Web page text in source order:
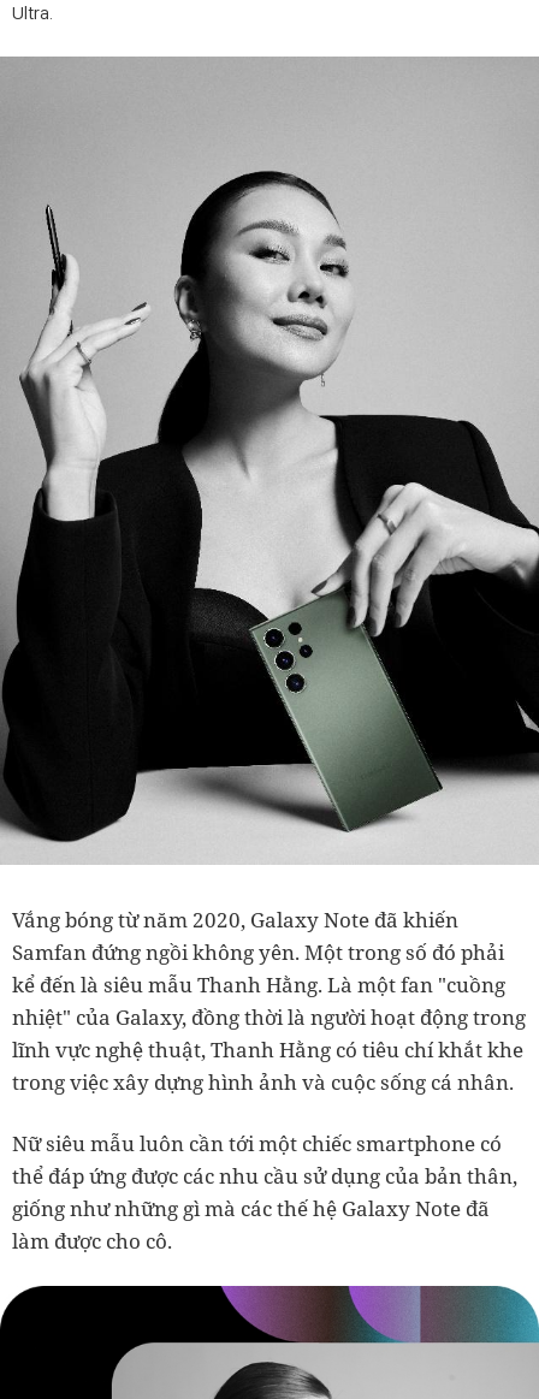
Ultra.
Vắng bóng từ năm 2020, Galaxy Note đã khiến
Samfan đứng ngồi không yên. Một trong số đó phải
kể đến là siêu mẫu Thanh Hằng. Là một fan "cuồng
nhiệt" của Galaxy, đồng thời là người hoạt động trong
lĩnh vực nghệ thuật, Thanh Hằng có tiêu chí khắt khe
trong việc xây dựng hình ảnh và cuộc sống cá nhân.
Nữ siêu mẫu luôn cần tới một chiếc smartphone có
thể đáp ứng được các nhu cầu sử dụng của bản thân,
giống như những gì mà các thế hệ Galaxy Note đã
làm được cho cô.